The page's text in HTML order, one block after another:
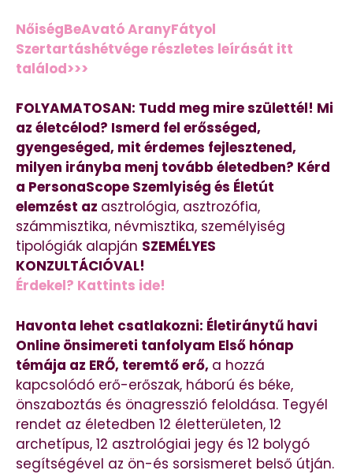
NőiségBeAvató AranyFátyol
Szertartáshétvége részletes leírását itt
találod>>>
FOLYAMATOSAN: Tudd meg mire születtél! Mi
az életcélod? Ismerd fel erősséged,
gyengeséged, mit érdemes fejlesztened,
milyen irányba menj tovább életedben? Kérd
a PersonaScope Szemlyiség és Életút
elemzést az asztrológia, asztrozófia,
számmisztika, névmisztika, személyiség
tipológiák alapján SZEMÉLYES
KONZULTÁCIÓVAL!
Érdekel? Kattints ide!
Havonta lehet csatlakozni: Életiránytű havi
Online önsimereti tanfolyam Első hónap
témája az ERŐ, teremtő erő, a hozzá
kapcsolódó erő-erőszak, háború és béke,
önszaboztás és önagresszió feloldása. Tegyél
rendet az életedben 12 életterületen, 12
archetípus, 12 asztrológiai jegy és 12 bolygó
segítségével az ön-és sorsismeret belső útján.